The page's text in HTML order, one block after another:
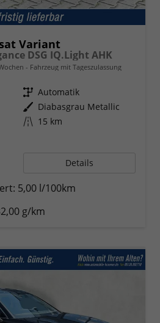
Variant
DSG IQ.Light AHK
Fahrzeug mit Tageszulassung
Getriebe Automatik
Außenfarbe Diabasgrau Metallic
Kilometerstand 15 km
Details
5,00 l/100km
g/km